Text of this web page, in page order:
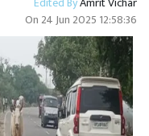
On 24 Jun 2025 12:58:36